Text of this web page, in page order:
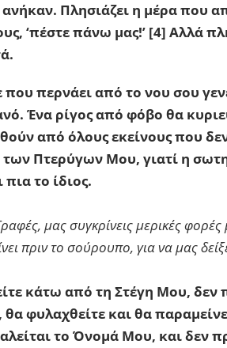
ανήκαν. Πλησιάζει η μέρα που
‘πέστε πάνω μας!’ [4] Αλλά
που περνάει από το νου σου
Ένα ρίγος από φόβο θα
από όλους εκείνους που
των Πτερύγων Μου, γιατί η
πια το ίδιος.
μας συγκρίνεις μερικές
πριν το σούρουπο, για να μας
κάτω από τη Στέγη Μου, δεν
φυλαχθείτε και θα
το Όνομά Μου, και δεν